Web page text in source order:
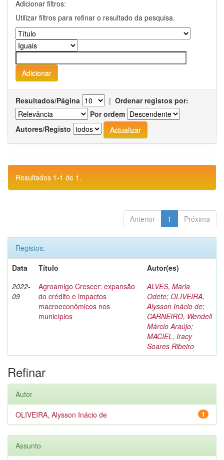
Adicionar filtros:
Utilizar filtros para refinar o resultado da pesquisa.
Resultados/Página | Ordenar registos por:
Por ordem
Autores/Registo
Resultados 1-1 de 1.
Anterior 1 Próxima
Registos:
Data
Título
Autor(es)
2022-
09
Agroamigo Crescer: expansão
do crédito e impactos
macroeconômicos nos
municípios
ALVES, Maria
Odete; OLIVEIRA,
Alysson Inácio de;
CARNEIRO, Wendell
Márcio Araújo;
MACIEL, Iracy
Soares Ribeiro
Refinar
Autor
1
OLIVEIRA, Alysson Inácio de
Assunto